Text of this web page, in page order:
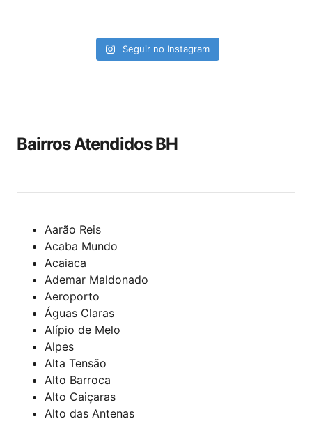
Seguir no Instagram
Bairros Atendidos BH
Aarão Reis
Acaba Mundo
Acaiaca
Ademar Maldonado
Aeroporto
Águas Claras
Alípio de Melo
Alpes
Alta Tensão
Alto Barroca
Alto Caiçaras
Alto das Antenas